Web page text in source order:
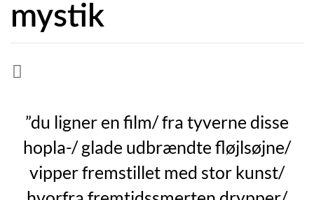
mystik
”du ligner en film/ fra tyverne disse
hopla-/ glade udbrændte fløjlsøjne/
vipper fremstillet med stor kunst/